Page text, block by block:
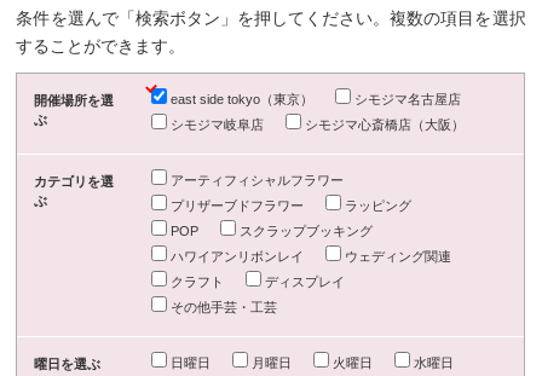
条件を選んで「検索ボタン」を押してください。複数の項目を選択
することができます。
開催場所を選
ぶ
east side tokyo（東京）
シモジマ名古屋店
シモジマ岐阜店
シモジマ心斎橋店（大阪）
カテゴリを選
ぶ
アーティフィシャルフラワー
プリザーブドフラワー
ラッピング
POP
スクラップブッキング
ハワイアンリボンレイ
ウェディング関連
クラフト
ディスプレイ
その他手芸・工芸
曜日を選ぶ 日曜日 月曜日 火曜日
水曜日